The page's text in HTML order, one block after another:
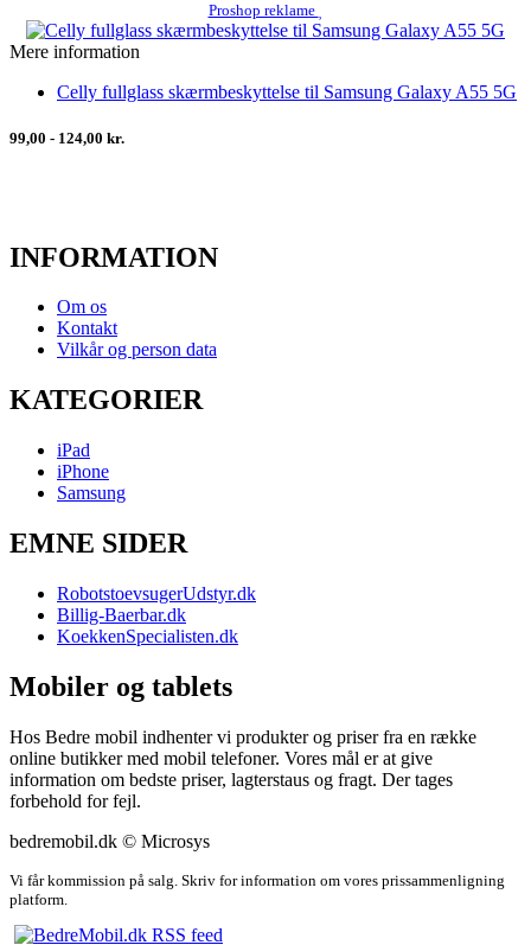
Proshop reklame
Mere information
Celly fullglass skærmbeskyttelse til Samsung Galaxy A55 5G
99,00 - 124,00 kr.
INFORMATION
Om os
Kontakt
Vilkår og person data
KATEGORIER
iPad
iPhone
Samsung
EMNE SIDER
RobotstoevsugerUdstyr.dk
Billig-Baerbar.dk
KoekkenSpecialisten.dk
Mobiler og tablets
Hos Bedre mobil indhenter vi produkter og priser fra en række
online butikker med mobil telefoner. Vores mål er at give
information om bedste priser, lagterstaus og fragt. Der tages
forbehold for fejl.
bedremobil.dk © Microsys
Vi får kommission på salg. Skriv for information om vores prissammenligning
platform.